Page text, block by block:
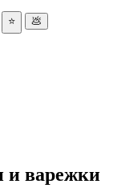
⭐ 💩
и варежки